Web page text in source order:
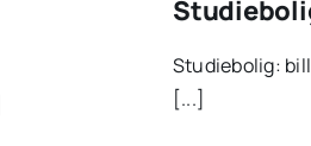
Studiebolig:
[...]